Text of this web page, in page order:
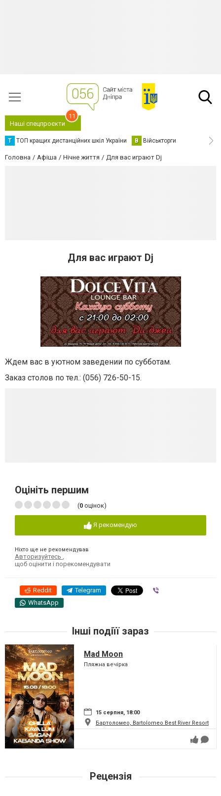
Наші спецпроєкти
11
Т ТОП кращих дистанційних шкіл України В Військторги
Головна Афіша Нічне життя Для вас играют Dj
Для вас играют Dj
Ждем вас в уютном заведении по субботам.
Заказ столов по тел.: (056) 726-50-15.
Оцініть першим
(0 оцінок)
Я рекомендую
Ніхто ще не рекомендував
Авторизуйтесь
щоб оцінити і порекомендувати
Reddit Telegram
WhatsApp
Інші подіїї зараз
Mad Moon
Пляжна вечірка
15 серпня, 18:00
Бартоломео, Bartolomeo Best River Resort
Рецензія